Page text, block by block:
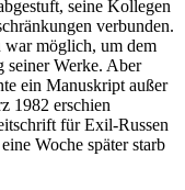
seine Kollegen
verbunden.
war möglich, um dem
seiner Werke. Aber
ein Manuskript außer
1982 erschien
für Exil-Russen
Woche später starb